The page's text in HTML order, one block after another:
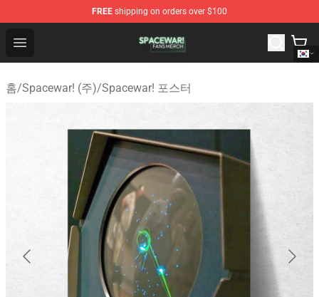
FREE shipping on orders over $100
Open menu
Spacewar! Shop - Official Spacewar! Merchandise Store
홈/Spacewar! (주)/Spacewar! 포스터